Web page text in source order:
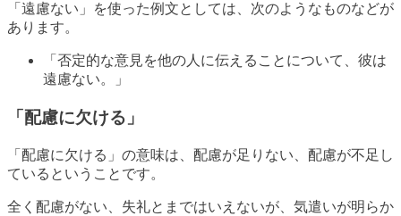
「遠慮ない」を使った例文としては、次のようなものなどが
あります。
「否定的な意見を他の人に伝えることについて、彼は
遠慮ない。」
「配慮に欠ける」
「配慮に欠ける」の意味は、配慮が足りない、配慮が不足し
ているということです。
全く配慮がない、失礼とまではいえないが、気遣いが明らか